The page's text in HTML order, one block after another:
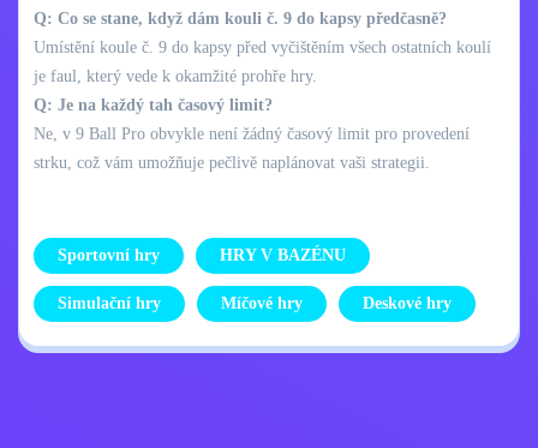
Q: Co se stane, když dám kouli č. 9 do kapsy předčasně?
Umístění koule č. 9 do kapsy před vyčištěním všech ostatních koulí
je faul, který vede k okamžité prohře hry.
Q: Je na každý tah časový limit?
Ne, v 9 Ball Pro obvykle není žádný časový limit pro provedení
strku, což vám umožňuje pečlivě naplánovat vaši strategii.
Sportovní hry HRY V BAZÉNU
Simulační hry Míčové hry Deskové hry